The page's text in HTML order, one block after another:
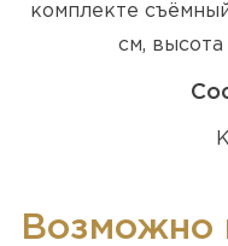
комплекте
см,
Возможно